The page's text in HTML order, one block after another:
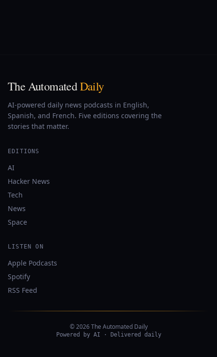
The AutomatedDaily
AI-powered daily news podcasts in English,
Spanish, and French. Five editions covering the
stories that matter.
EDITIONS
AI
Hacker News
Tech
News
Space
LISTEN ON
Apple Podcasts
Spotify
RSS Feed
© 2026 The Automated Daily
Powered by AI · Delivered daily